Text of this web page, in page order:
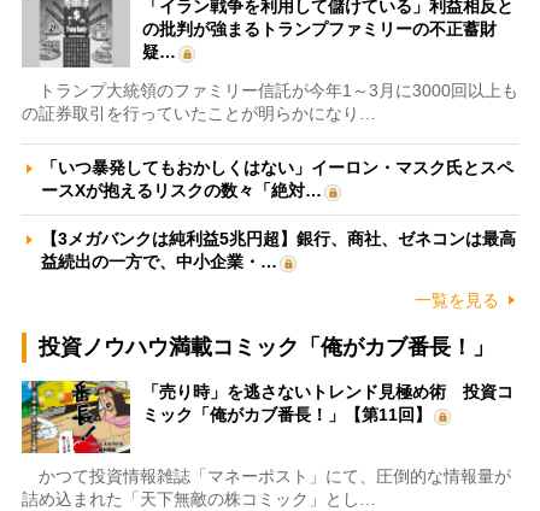
「イラン戦争を利用して儲けている」利益相反と
の批判が強まるトランプファミリーの不正蓄財
疑…
トランプ大統領のファミリー信託が今年1～3月に3000回以上も
の証券取引を行っていたことが明らかになり…
「いつ暴発してもおかしくはない」イーロン・マスク氏とスペ
ースXが抱えるリスクの数々「絶対…
【3メガバンクは純利益5兆円超】銀行、商社、ゼネコンは最高
益続出の一方で、中小企業・…
一覧を見る
投資ノウハウ満載コミック「俺がカブ番長！」
「売り時」を逃さないトレンド見極め術 投資コ
ミック「俺がカブ番長！」【第11回】
かつて投資情報雑誌「マネーポスト」にて、圧倒的な情報量が
詰め込まれた「天下無敵の株コミック」とし…